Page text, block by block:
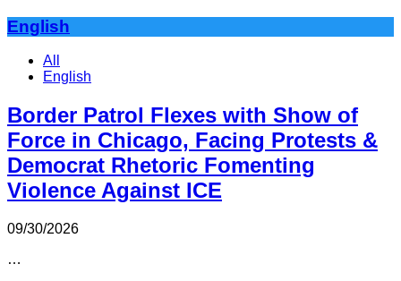
English
All
English
Border Patrol Flexes with Show of
Force in Chicago, Facing Protests &
Democrat Rhetoric Fomenting
Violence Against ICE
09/30/2026
…